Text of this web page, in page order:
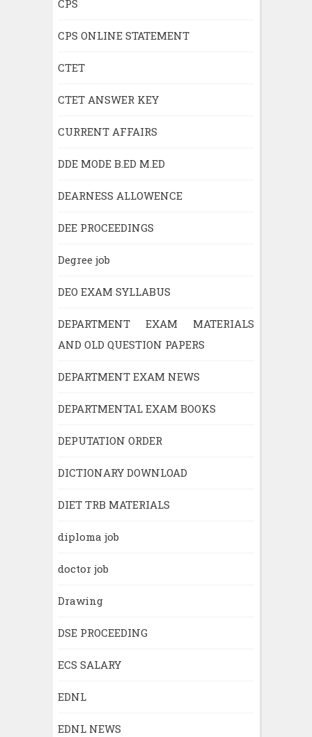
CPS
CPS ONLINE STATEMENT
CTET
CTET ANSWER KEY
CURRENT AFFAIRS
DDE MODE B.ED M.ED
DEARNESS ALLOWENCE
DEE PROCEEDINGS
Degree job
DEO EXAM SYLLABUS
DEPARTMENT EXAM MATERIALS
AND OLD QUESTION PAPERS
DEPARTMENT EXAM NEWS
DEPARTMENTAL EXAM BOOKS
DEPUTATION ORDER
DICTIONARY DOWNLOAD
DIET TRB MATERIALS
diploma job
doctor job
Drawing
DSE PROCEEDING
ECS SALARY
EDNL
EDNL NEWS